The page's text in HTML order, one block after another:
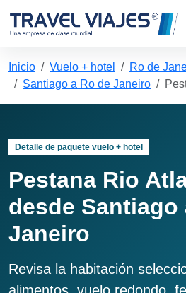
Inicio Vuelo + hotel
Ro de
Santiago a Ro de Janeiro
Detalle de paquete vuelo + hotel
Pestana Rio
desde Santiago
Janeiro
Revisa la habitación